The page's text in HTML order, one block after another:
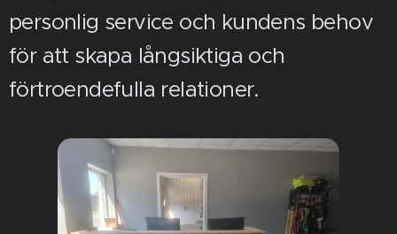
personlig service och kundens behov
för att skapa långsiktiga och
förtroendefulla relationer.